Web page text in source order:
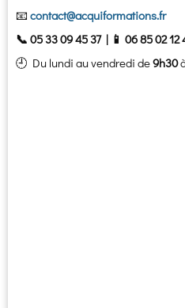
📧 contact@acquiformations.fr
📞 05 33 09 45 37 | 📱 06 85 02 12
🕘 Du lundi au vendredi de9h30